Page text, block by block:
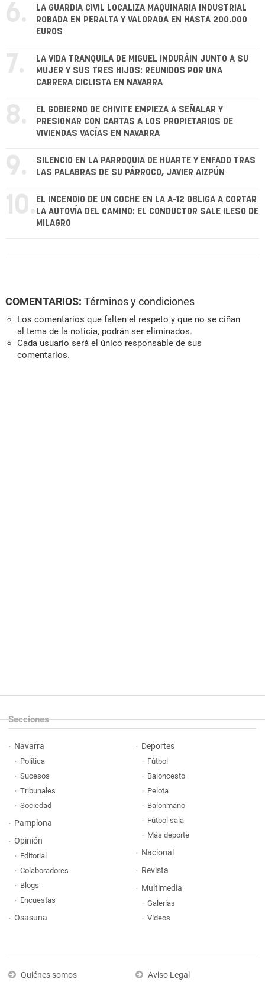
6.
LA GUARDIA CIVIL LOCALIZA MAQUINARIA INDUSTRIAL
ROBADA EN PERALTA Y VALORADA EN HASTA 200.000
EUROS
7.
LA VIDA TRANQUILA DE MIGUEL INDURÁIN JUNTO A SU
MUJER Y SUS TRES HIJOS: REUNIDOS POR UNA
CARRERA CICLISTA EN NAVARRA
8.
EL GOBIERNO DE CHIVITE EMPIEZA A SEÑALAR Y
PRESIONAR CON CARTAS A LOS PROPIETARIOS DE
VIVIENDAS VACÍAS EN NAVARRA
9.
SILENCIO EN LA PARROQUIA DE HUARTE Y ENFADO TRAS
LAS PALABRAS DE SU PÁRROCO, JAVIER AIZPÚN
10. EL INCENDIO DE UN COCHE EN LA A-12 OBLIGA A CORTAR
LA AUTOVÍA DEL CAMINO: EL CONDUCTOR SALE ILESO DE
MILAGRO
COMENTARIOS: Términos y condiciones
Los comentarios que falten el respeto y que no se ciñan
al tema de la noticia, podrán ser eliminados.
Cada usuario será el único responsable de sus
comentarios.
Secciones
Navarra
Política
Sucesos
Tribunales
Sociedad
Pamplona
Opinión
Editorial
Colaboradores
Blogs
Encuestas
Osasuna
Deportes
Fútbol
Baloncesto
Pelota
Balonmano
Fútbol sala
Más deporte
Nacional
Revista
Multimedia
Galerías
Vídeos
Quiénes somos Aviso Legal